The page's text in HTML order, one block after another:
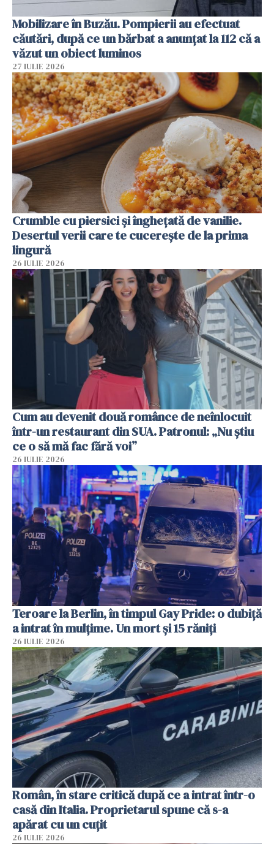
Mobilizare în Buzău. Pompierii au efectuat
căutări, după ce un bărbat a anunțat la 112 că a
văzut un obiect luminos
27 IULIE 2026
Crumble cu piersici și înghețată de vanilie.
Desertul verii care te cucerește de la prima
lingură
26 IULIE 2026
Cum au devenit două românce de neînlocuit
într-un restaurant din SUA. Patronul: „Nu știu
ce o să mă fac fără voi”
26 IULIE 2026
Teroare la Berlin, în timpul Gay Pride: o dubiță
a intrat în mulțime. Un mort și 15 răniți
26 IULIE 2026
Român, în stare critică după ce a intrat într-o
casă din Italia. Proprietarul spune că s-a
apărat cu un cuțit
26 IULIE 2026